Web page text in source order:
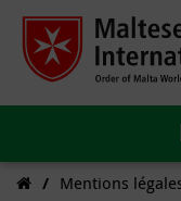
Mentions